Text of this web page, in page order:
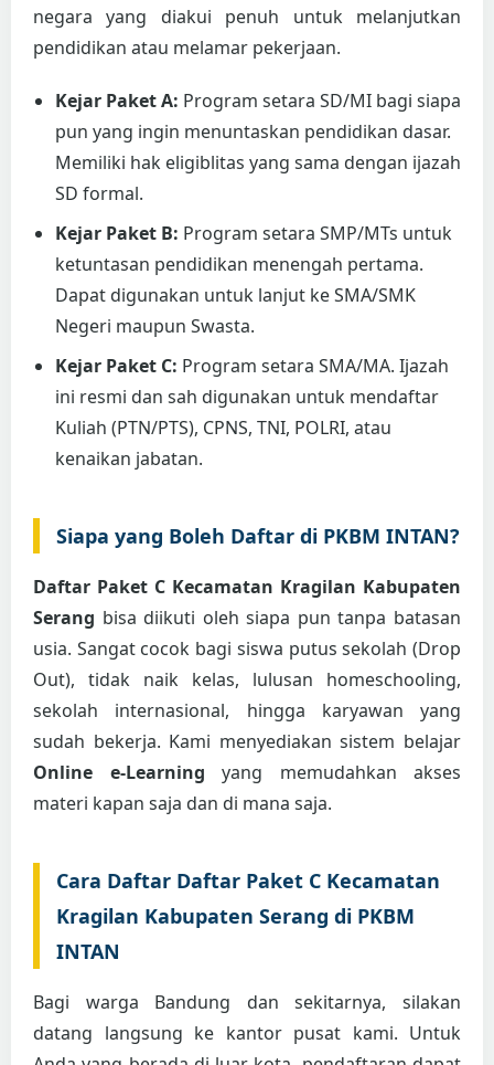
negara yang diakui penuh untuk melanjutkan
pendidikan atau melamar pekerjaan.
Kejar Paket A: Program setara SD/MI bagi siapa
pun yang ingin menuntaskan pendidikan dasar.
Memiliki hak eligiblitas yang sama dengan ijazah
SD formal.
Kejar Paket B: Program setara SMP/MTs untuk
ketuntasan pendidikan menengah pertama.
Dapat digunakan untuk lanjut ke SMA/SMK
Negeri maupun Swasta.
Kejar Paket C: Program setara SMA/MA. Ijazah
ini resmi dan sah digunakan untuk mendaftar
Kuliah (PTN/PTS), CPNS, TNI, POLRI, atau
kenaikan jabatan.
Siapa yang Boleh Daftar di PKBM INTAN?
Daftar Paket C Kecamatan Kragilan Kabupaten
Serang bisa diikuti oleh siapa pun tanpa batasan
usia. Sangat cocok bagi siswa putus sekolah (Drop
Out), tidak naik kelas, lulusan homeschooling,
sekolah internasional, hingga karyawan yang
sudah bekerja. Kami menyediakan sistem belajar
Online e-Learning yang memudahkan akses
materi kapan saja dan di mana saja.
Cara Daftar Daftar Paket C Kecamatan
Kragilan Kabupaten Serang di PKBM
INTAN
Bagi warga Bandung dan sekitarnya, silakan
datang langsung ke kantor pusat kami. Untuk